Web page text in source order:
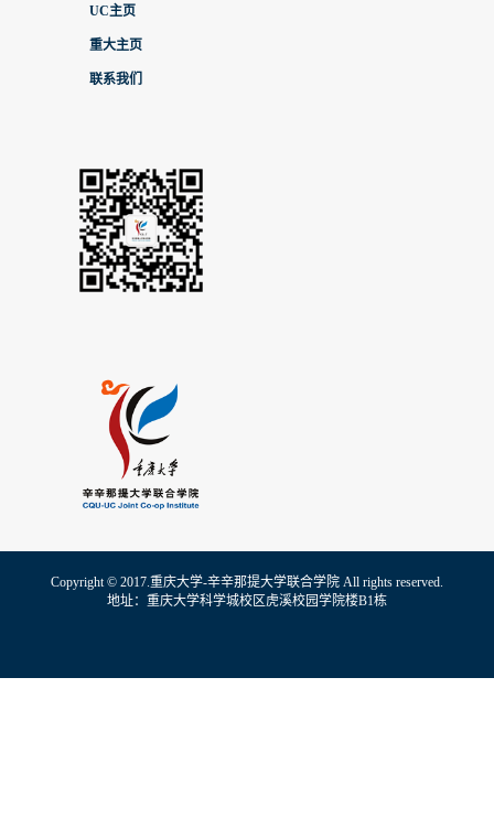
UC主页
重大主页
联系我们
Copyright © 2017.重庆大学-辛辛那提大学联合学院 All rights reserved.
地址：重庆大学科学城校区虎溪校园学院楼B1栋